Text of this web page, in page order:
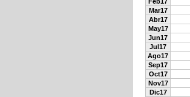
Mar17
Abr17
May17
Jun17
Jul17
Ago17
Sep17
Oct17
Nov17
Dic17